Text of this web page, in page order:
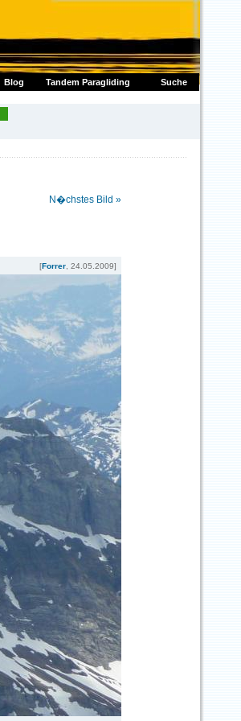
Suche
Blog Tandem Paragliding
N�chstes Bild »
[Forrer , 24.05.2009]